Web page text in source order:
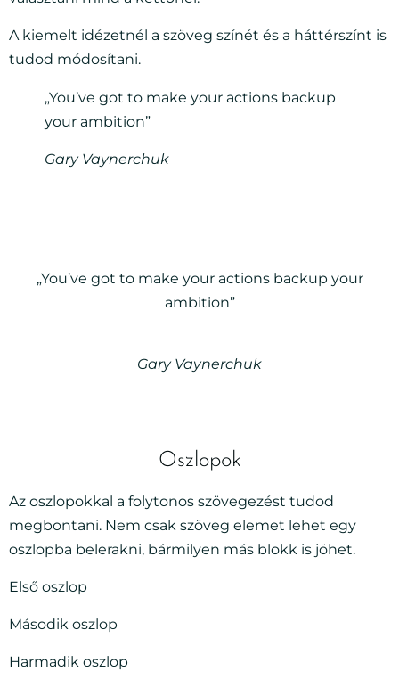
A kiemelt idézetnél a szöveg színét és a háttérszínt is
tudod módosítani.
„You’ve got to make your actions backup
your ambition”
Gary Vaynerchuk
„You’ve got to make your actions backup your
ambition”
Gary Vaynerchuk
Oszlopok
Az oszlopokkal a folytonos szövegezést tudod
megbontani. Nem csak szöveg elemet lehet egy
oszlopba belerakni, bármilyen más blokk is jöhet.
Első oszlop
Második oszlop
Harmadik oszlop